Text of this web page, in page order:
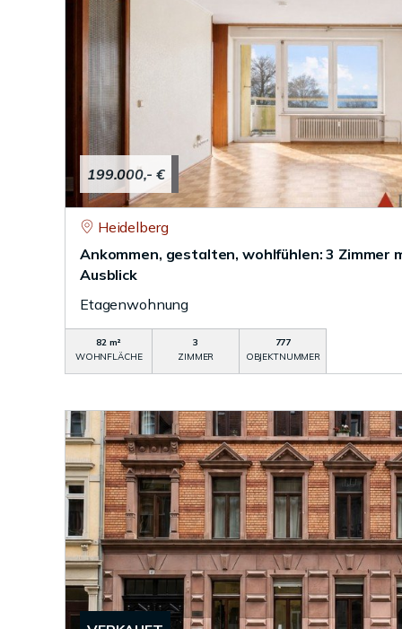
199.000,- €
Heidelberg
Ankommen, gestalten, wohlfühlen: 3 Zimmer
Ausblick
Etagenwohnung
82 m²
WOHNFLÄCHE
3
ZIMMER
777
OBJEKTNUMMER